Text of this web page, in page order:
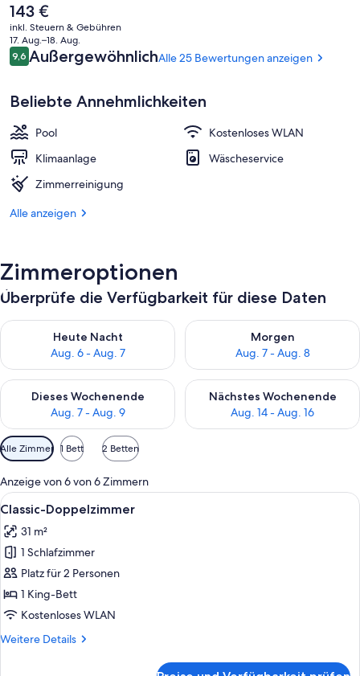
Außenbereich
Der
aktuelle
Preis
beträgt
143 €.
143 €
inkl. Steuern & Gebühren
17. Aug.–18. Aug.
Bewertungen
9,69,6 von 10.
AußergewöhnlichAlle 25 Bewertungen anzeigen
Beliebte Annehmlichkeiten
Pool
Kostenloses WLAN
Klimaanlage
Wäscheservice
Zimmerreinigung
Alle anzeigen
Zimmeroptionen
Überprüfe die Verfügbarkeit für diese Daten
Heute Nacht
Aug. 6 - Aug. 7
Überprüfe die Verfügbarkeit für heute Nacht, Aug. 6 - Aug. 7.
Morgen
Aug. 7 - Aug. 8
Überprüfe die Verfügbarkeit
Dieses Wochenende
Aug. 7 - Aug. 9
Überprüfe die Verfügbarkeit für dieses Wochenende, Aug. 7
Nächstes Wochenende
Aug. 14 - Aug. 16
Überprüfe die Verfügbarkeit
Verfügbare
Filter
für
Zimmer
Alle Zimmer 1 Bett 2 Betten
Anzeige von 6 von 6 Zimmern
Alle
Fotos
für
Classic-
Doppelzimmer
anzeigen
Ein modernes Schlafzimmer mit
2
Classic-Doppelzimmer
31 m²
1 Schlafzimmer
Platz für 2 Personen
1 King-Bett
Kostenloses WLAN
Weitere Details
Weitere